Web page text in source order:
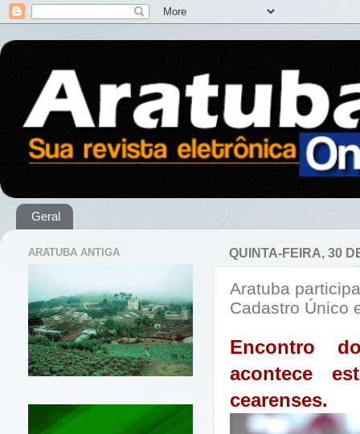
Geral
QUINTA-FEIRA, 30
Aratuba
Cadastro Único
Encontro
acontece
cearenses.
ARATUBA ANTIGA